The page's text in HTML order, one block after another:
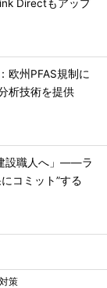
Directもアップ
欧州PFAS規制に
析技術を提供
設職人へ」――ラ
コミット”する
策